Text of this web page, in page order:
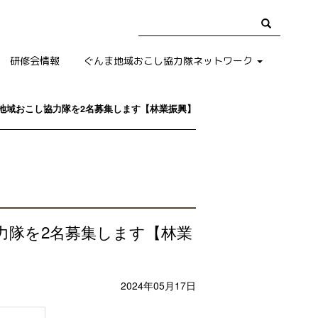
研修会情報 ぐんま地域おこし協力隊ネットワーク
域おこし協力隊を2名募集します【林業振興】
隊を2名募集します【林業
2024年05月17日